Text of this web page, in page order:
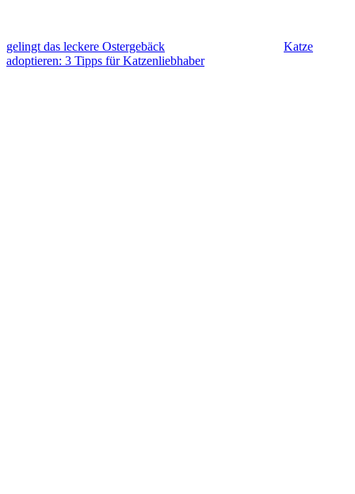
gelingt das leckere Ostergebäck
Katze
adoptieren: 3 Tipps für Katzenliebhaber